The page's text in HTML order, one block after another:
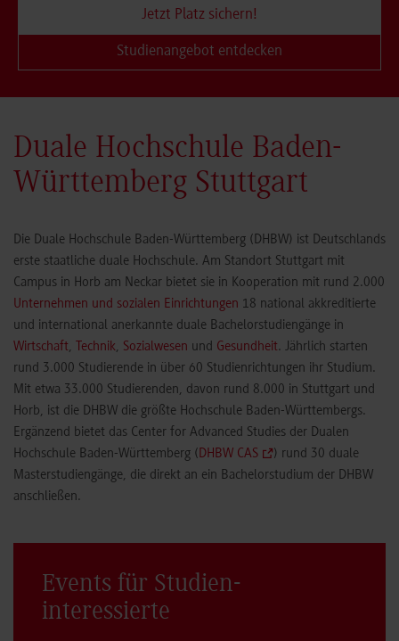
Jetzt Platz sichern!
Studienangebot entdecken
Duale Hochschule Baden-
Württemberg Stuttgart
Die Duale Hochschule Baden-Württemberg (DHBW) ist Deutschlands
erste staatliche duale Hochschule. Am Standort Stuttgart mit
Campus in Horb am Neckar bietet sie in Kooperation mit rund 2.000
Unternehmen und sozialen Einrichtungen 18 national akkreditierte
und international anerkannte duale Bachelorstudiengänge in
Wirtschaft, Technik, Sozialwesen und Gesundheit. Jährlich starten
rund 3.000 Studierende in über 60 Studienrichtungen ihr Studium.
Mit etwa 33.000 Studierenden, davon rund 8.000 in Stuttgart und
Horb, ist die DHBW die größte Hochschule Baden-Württembergs.
Ergänzend bietet das Center for Advanced Studies der Dualen
Hochschule Baden-Württemberg (DHBW CAS
) rund 30 duale
Masterstudiengänge, die direkt an ein Bachelorstudium der DHBW
anschließen.
Events für Studien­
interessierte